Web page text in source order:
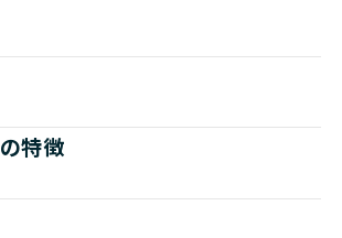
特徴